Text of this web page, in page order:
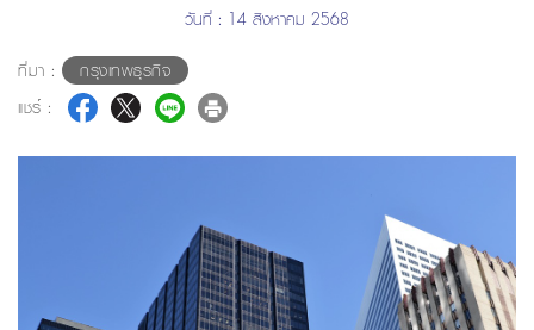
วันที่ : 14 สิงหาคม 2568
ที่มา :
กรุงเทพธุรกิจ
แชร์ :